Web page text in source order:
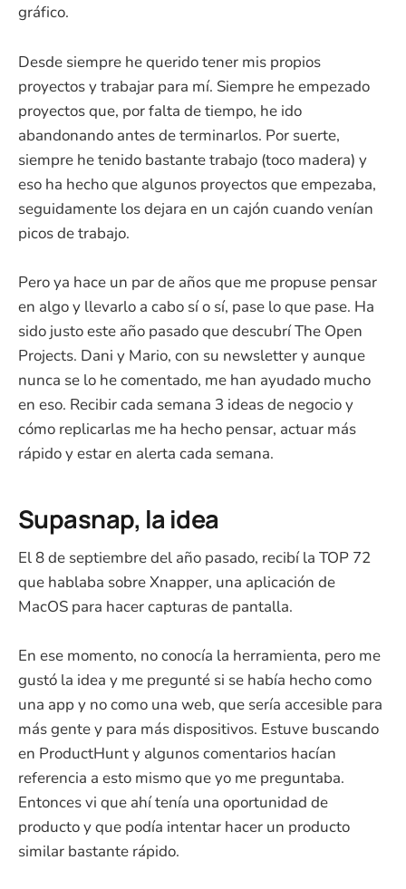
gráfico.
Desde siempre he querido tener mis propios
proyectos y trabajar para mí. Siempre he empezado
proyectos que, por falta de tiempo, he ido
abandonando antes de terminarlos. Por suerte,
siempre he tenido bastante trabajo (toco madera) y
eso ha hecho que algunos proyectos que empezaba,
seguidamente los dejara en un cajón cuando venían
picos de trabajo.
Pero ya hace un par de años que me propuse pensar
en algo y llevarlo a cabo sí o sí, pase lo que pase. Ha
sido justo este año pasado que descubrí The Open
Projects. Dani y Mario, con su newsletter y aunque
nunca se lo he comentado, me han ayudado mucho
en eso. Recibir cada semana 3 ideas de negocio y
cómo replicarlas me ha hecho pensar, actuar más
rápido y estar en alerta cada semana.
Supasnap, la idea
El 8 de septiembre del año pasado, recibí la TOP 72
que hablaba sobre Xnapper, una aplicación de
MacOS para hacer capturas de pantalla.
En ese momento, no conocía la herramienta, pero me
gustó la idea y me pregunté si se había hecho como
una app y no como una web, que sería accesible para
más gente y para más dispositivos. Estuve buscando
en ProductHunt y algunos comentarios hacían
referencia a esto mismo que yo me preguntaba.
Entonces vi que ahí tenía una oportunidad de
producto y que podía intentar hacer un producto
similar bastante rápido.